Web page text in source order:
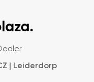
| Leiderdorp